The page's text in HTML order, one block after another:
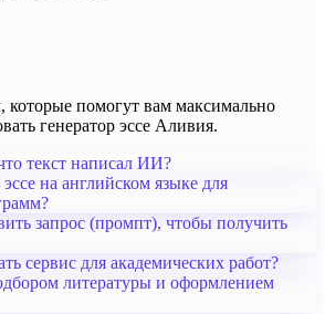
помогут вам максимально
генератор эссе Аливия.
текст написал ИИ?
на английском языке для
запрос (промпт), чтобы получить
сервис для академических работ?
литературы и оформлением